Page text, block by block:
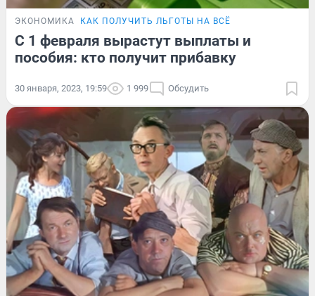
ЭКОНОМИКА КАК ПОЛУЧИТЬ ЛЬГОТЫ НА ВСЁ
С 1 февраля вырастут выплаты и
пособия: кто получит прибавку
30 января, 2023, 19:59 1 999 Обсудить